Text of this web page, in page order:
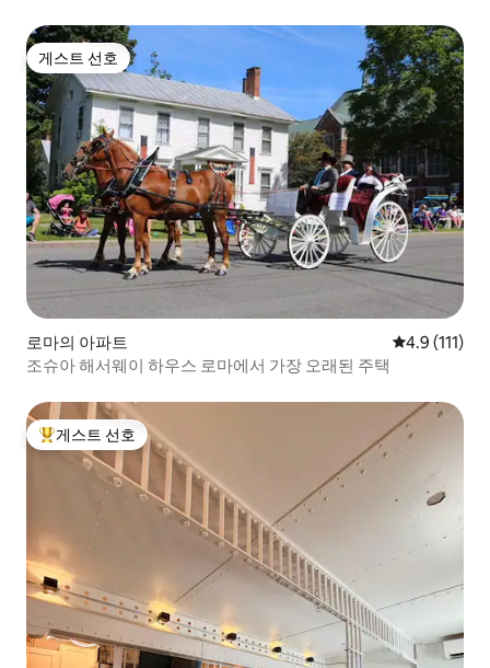
게스트 선호
게스트 선호
로마의 아파트 평점 4.9점(5
4.9 (111)
조슈아 해서웨이 하우스 로마에서 가장 오래된 주택
상위 게스트 선호
게스트 선호